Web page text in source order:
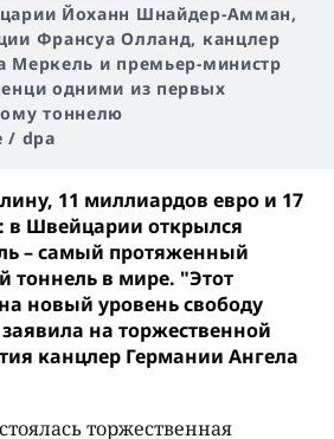
Йоханн Шнайдер-Амман,
Франсуа Олланд, канцлер
Меркель и премьер-министр
одними из первых
тоннелю
/ dpa
11 миллиардов евро и 17
в Швейцарии открылся
– самый протяженный
в мире. "Этот
новый уровень свободу
на торжественной
канцлер Германии Ангела
торжественная